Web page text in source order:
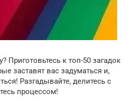
Приготовьтесь к топ-50 загадок
заставят вас задуматься и,
Разгадывайте, делитесь с
процессом!